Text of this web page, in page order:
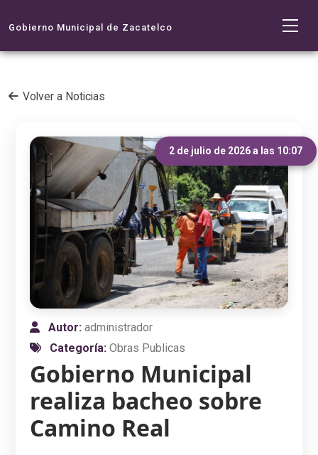
Gobierno Municipal de Zacatelco
Volver a Noticias
2 de julio de 2026 a las 10:07
Autor:administrador
Categoría:Obras Publicas
Gobierno Municipal
realiza bacheo sobre
Camino Real